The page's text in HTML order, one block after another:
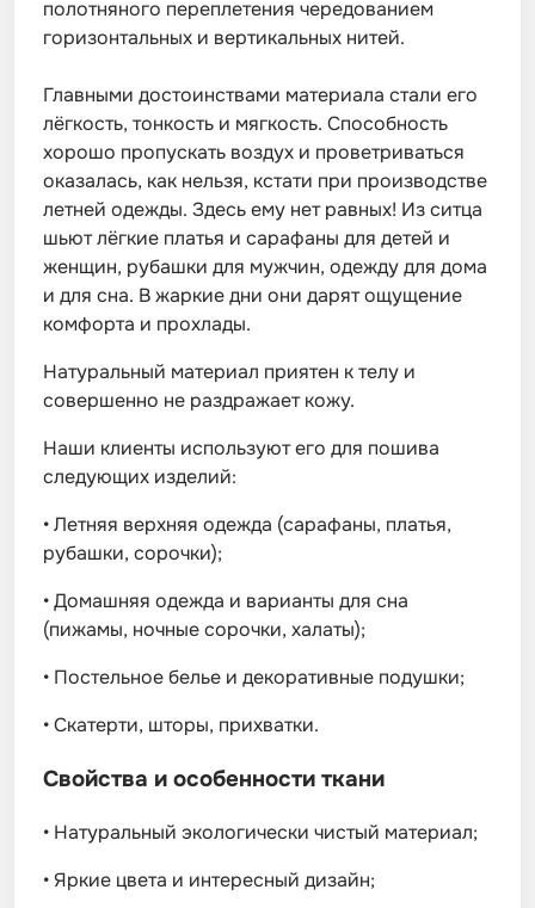
полотняного переплетения чередованием
горизонтальных и вертикальных нитей.
Главными достоинствами материала стали его
лёгкость, тонкость и мягкость. Способность
хорошо пропускать воздух и проветриваться
оказалась, как нельзя, кстати при производстве
летней одежды. Здесь ему нет равных! Из ситца
шьют лёгкие платья и сарафаны для детей и
женщин, рубашки для мужчин, одежду для дома
и для сна. В жаркие дни они дарят ощущение
комфорта и прохлады.
Натуральный материал приятен к телу и
совершенно не раздражает кожу.
Наши клиенты используют его для пошива
следующих изделий:
•Летняя верхняя одежда (сарафаны, платья,
рубашки, сорочки);
•Домашняя одежда и варианты для сна
(пижамы, ночные сорочки, халаты);
• Постельное белье и декоративные подушки;
•Скатерти, шторы, прихватки.
Свойства и особенности ткани
• Натуральный экологически чистый материал;
• Яркие цвета и интересный дизайн;